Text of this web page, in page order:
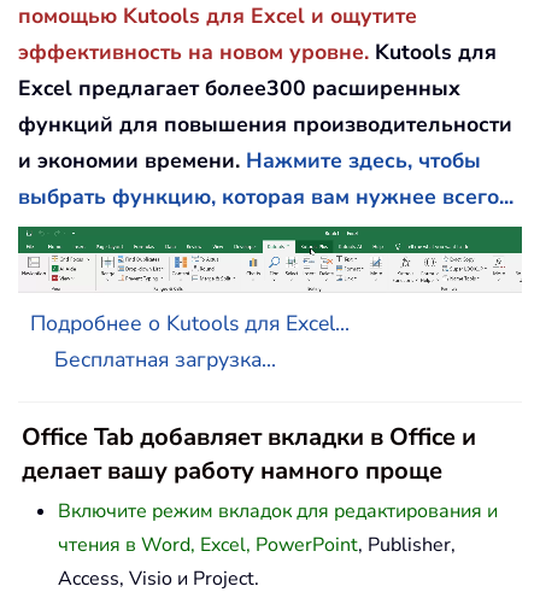
помощью Kutools для Excel и ощутите
эффективность на новом уровне. Kutools для
Excel предлагает более300 расширенных
функций для повышения производительности
и экономии времени. Нажмите здесь, чтобы
выбрать функцию, которая вам нужнее всего...
Подробнее о Kutools для Excel...
Бесплатная загрузка...
Office Tab добавляет вкладки в Office и
делает вашу работу намного проще
Включите режим вкладок для редактирования и
чтения в Word, Excel, PowerPoint, Publisher,
Access, Visio и Project.